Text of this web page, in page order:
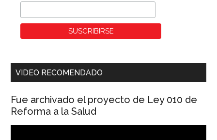
VIDEO RECOMENDADO
Fue archivado el proyecto de Ley 010 de
Reforma a la Salud